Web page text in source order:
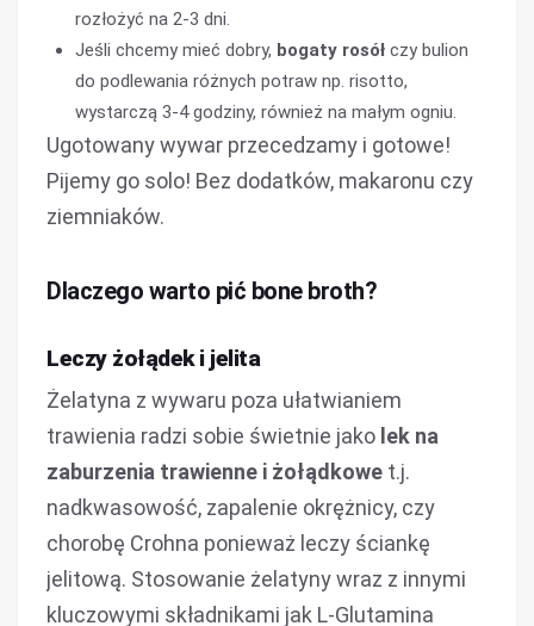
rozłożyć na 2-3 dni.
Jeśli chcemy mieć dobry, bogaty rosół czy bulion
do podlewania różnych potraw np. risotto,
wystarczą 3-4 godziny, również na małym ogniu.
Ugotowany wywar przecedzamy i gotowe!
Pijemy go solo! Bez dodatków, makaronu czy
ziemniaków.
Dlaczego warto pić bone broth?
Leczy żołądek i jelita
Żelatyna z wywaru poza ułatwianiem
trawienia radzi sobie świetnie jako lek na
zaburzenia trawienne i żołądkowe t.j.
nadkwasowość, zapalenie okrężnicy, czy
chorobę Crohna ponieważ leczy ściankę
jelitową. Stosowanie żelatyny wraz z innymi
kluczowymi składnikami jak L-Glutamina